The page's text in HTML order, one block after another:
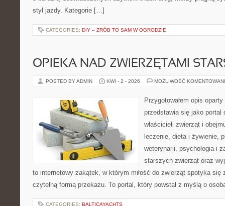
styl jazdy. Kategorie […]
CATEGORIES: DIY – ZRÓB TO SAM W OGRODZIE
OPIEKA NAD ZWIERZĘTAMI
POSTED BY ADMIN KWI - 2 - 2026 MOŻLIWOŚĆ
Przygotowałem opis
przedstawia się jako portal
właścicieli zwierząt i
leczenie, dieta i żywienie,
weterynarii, psychologia i
starszych zwierząt oraz
to internetowy zakątek, w którym miłość do zwierząt spotyka się
czytelną formą przekazu. To portal, który powstał z myślą o
CATEGORIES: BALTICAYACHTS